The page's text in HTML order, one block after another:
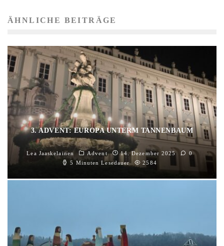
ÄHNLICHE BEITRÄGE
3. ADVENT: EUROPA UNTERM TANNENBAUM
Lea Jaaskelainen Advent 14. Dezember 2025
0
5 Minuten Lesedauer
2584